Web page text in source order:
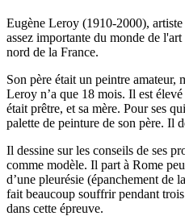
Eugène Leroy (1910-2000),
assez importante du monde de
nord de la France.
Son père était un peintre amateur,
Leroy n’a que 18 mois. Il est
était prêtre, et sa mère. Pour ses
palette de peinture de son père. Il
Il dessine sur les conseils de ses
comme modèle. Il part à Rome
d’une pleurésie (épanchement de
fait beaucoup souffrir pendant
dans cette épreuve.